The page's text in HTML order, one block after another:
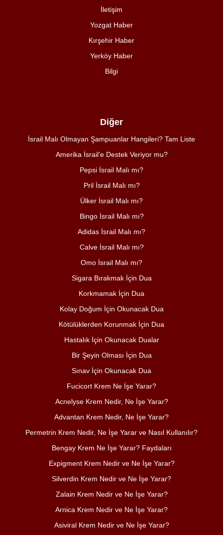
İletişim
Yozgat Haber
Kırşehir Haber
Yerköy Haber
Bilgi
Diğer
İsrail Malı Olmayan Şampuanlar Hangileri? Tam Liste
Amerika İsrail’e Destek Veriyor mu?
Pepsi İsrail Malı mı?
Pril İsrail Malı mı?
Ülker İsrail Malı mı?
Bingo İsrail Malı mı?
Adidas İsrail Malı mı?
Calve İsrail Malı mı?
Omo İsrail Malı mı?
Sigara Bırakmak İçin Dua
Korkmamak İçin Dua
Kolay Doğum İçin Okunacak Dua
Kötülüklerden Korunmak İçin Dua
Hastalık İçin Okunacak Dualar
Bir Şeyin Olması İçin Dua
Sınav İçin Okunacak Dua
Fucicort Krem Ne İşe Yarar?
Acnelyse Krem Nedir, Ne İşe Yarar?
Advantan Krem Nedir, Ne İşe Yarar?
Permetrin Krem Nedir, Ne İşe Yarar ve Nasıl Kullanılır?
Bengay Krem Ne İşe Yarar? Faydaları
Expigment Krem Nedir ve Ne İşe Yarar?
Silverdin Krem Nedir ve Ne İşe Yarar?
Zalain Krem Nedir ve Ne İşe Yarar?
Arnica Krem Nedir ve Ne İşe Yarar?
Asiviral Krem Nedir ve Ne İşe Yarar?